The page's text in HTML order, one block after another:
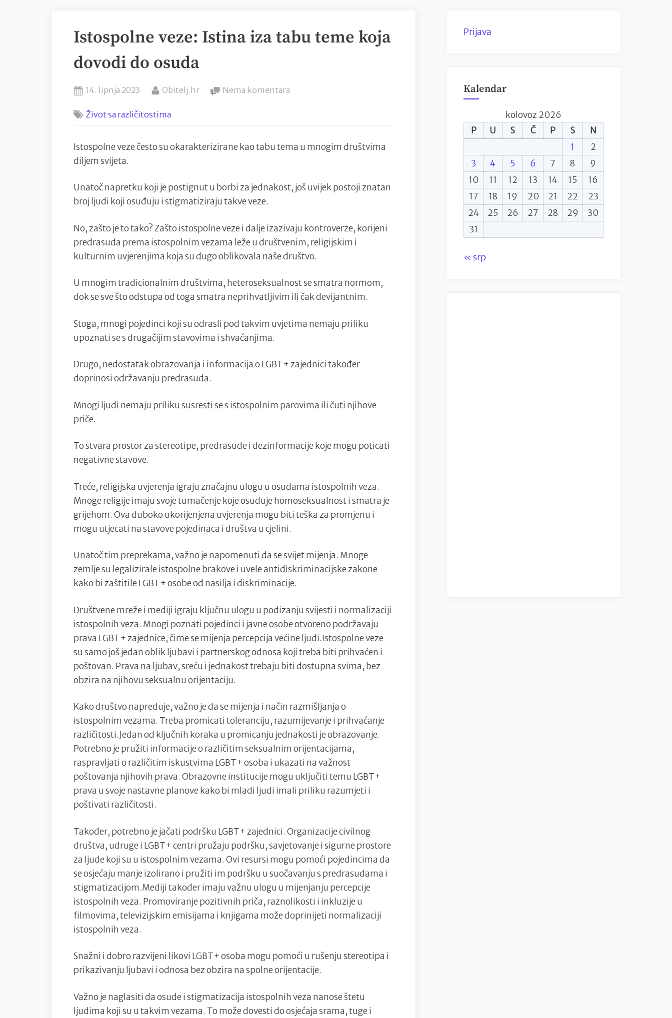
Istospolne veze: Istina iza tabu teme koja
dovodi do osuda
Posted
14. lipnja 2023 By
Obitelj.hr Nema komentara
iza
koja
osuda
Život sa različitostima
Istospolne veze često su okarakterizirane kao tabu tema u mnogim društvima
diljem svijeta.
Unatoč napretku koji je postignut u borbi za jednakost, još uvijek postoji znatan
broj ljudi koji osuđuju i stigmatiziraju takve veze.
No, zašto je to tako? Zašto istospolne veze i dalje izazivaju kontroverze, korijeni
predrasuda prema istospolnim vezama leže u društvenim, religijskim i
kulturnim uvjerenjima koja su dugo oblikovala naše društvo.
U mnogim tradicionalnim društvima, heteroseksualnost se smatra normom,
dok se sve što odstupa od toga smatra neprihvatljivim ili čak devijantnim.
Stoga, mnogi pojedinci koji su odrasli pod takvim uvjetima nemaju priliku
upoznati se s drugačijim stavovima i shvaćanjima.
Drugo, nedostatak obrazovanja i informacija o LGBT+ zajednici također
doprinosi održavanju predrasuda.
Mnogi ljudi nemaju priliku susresti se s istospolnim parovima ili čuti njihove
priče.
To stvara prostor za stereotipe, predrasude i dezinformacije koje mogu poticati
negativne stavove.
Treće, religijska uvjerenja igraju značajnu ulogu u osudama istospolnih veza.
Mnoge religije imaju svoje tumačenje koje osuđuje homoseksualnost i smatra je
grijehom. Ova duboko ukorijenjena uvjerenja mogu biti teška za promjenu i
mogu utjecati na stavove pojedinaca i društva u cjelini.
Unatoč tim preprekama, važno je napomenuti da se svijet mijenja. Mnoge
zemlje su legalizirale istospolne brakove i uvele antidiskriminacijske zakone
kako bi zaštitile LGBT+ osobe od nasilja i diskriminacije.
Društvene mreže i mediji igraju ključnu ulogu u podizanju svijesti i normalizaciji
istospolnih veza. Mnogi poznati pojedinci i javne osobe otvoreno podržavaju
prava LGBT+ zajednice, čime se mijenja percepcija većine ljudi.Istospolne veze
su samo još jedan oblik ljubavi i partnerskog odnosa koji treba biti prihvaćen i
poštovan. Prava na ljubav, sreću i jednakost trebaju biti dostupna svima, bez
obzira na njihovu seksualnu orijentaciju.
Kako društvo napreduje, važno je da se mijenja i način razmišljanja o
istospolnim vezama. Treba promicati toleranciju, razumijevanje i prihvaćanje
različitosti.Jedan od ključnih koraka u promicanju jednakosti je obrazovanje.
Potrebno je pružiti informacije o različitim seksualnim orijentacijama,
raspravljati o različitim iskustvima LGBT+ osoba i ukazati na važnost
poštovanja njihovih prava. Obrazovne institucije mogu uključiti temu LGBT+
prava u svoje nastavne planove kako bi mladi ljudi imali priliku razumjeti i
poštivati različitosti.
Također, potrebno je jačati podršku LGBT+ zajednici. Organizacije civilnog
društva, udruge i LGBT+ centri pružaju podršku, savjetovanje i sigurne prostore
za ljude koji su u istospolnim vezama. Ovi resursi mogu pomoći pojedincima da
se osjećaju manje izolirano i pružiti im podršku u suočavanju s predrasudama i
stigmatizacijom.Mediji također imaju važnu ulogu u mijenjanju percepcije
istospolnih veza. Promoviranje pozitivnih priča, raznolikosti i inkluzije u
filmovima, televizijskim emisijama i knjigama može doprinijeti normalizaciji
istospolnih veza.
Snažni i dobro razvijeni likovi LGBT+ osoba mogu pomoći u rušenju stereotipa i
prikazivanju ljubavi i odnosa bez obzira na spolne orijentacije.
Važno je naglasiti da osude i stigmatizacija istospolnih veza nanose štetu
ljudima koji su u takvim vezama. To može dovesti do osjećaja srama, tuge i
Prijava
Kalendar
kolovoz 2026
P
U S Č P S
N
1
2
3
4 5 6 7 8
9
10
11 12 13 14 15
16
17
18 19 20 21 22
23
24
25 26 27 28 29
30
31
« srp